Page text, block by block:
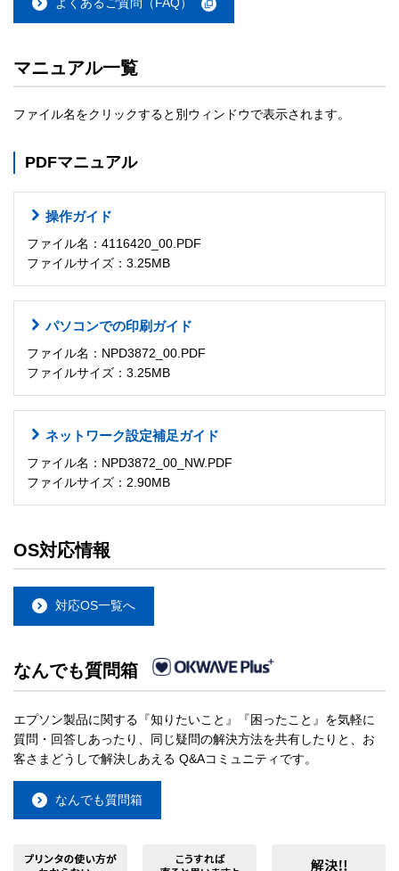
よくあるご質問（FAQ）
マニュアル一覧
ファイル名をクリックすると別ウィンドウで表示されます。
PDFマニュアル
操作ガイド
ファイル名：4116420_00.PDF
ファイルサイズ：3.25MB
パソコンでの印刷ガイド
ファイル名：NPD3872_00.PDF
ファイルサイズ：3.25MB
ネットワーク設定補足ガイド
ファイル名：NPD3872_00_NW.PDF
ファイルサイズ：2.90MB
OS対応情報
対応OS一覧へ
なんでも質問箱
エプソン製品に関する『知りたいこと』『困ったこと』を気軽に
質問・回答しあったり、同じ疑問の解決方法を共有したりと、お
客さまどうしで解決しあえる Q&Aコミュニティです。
なんでも質問箱